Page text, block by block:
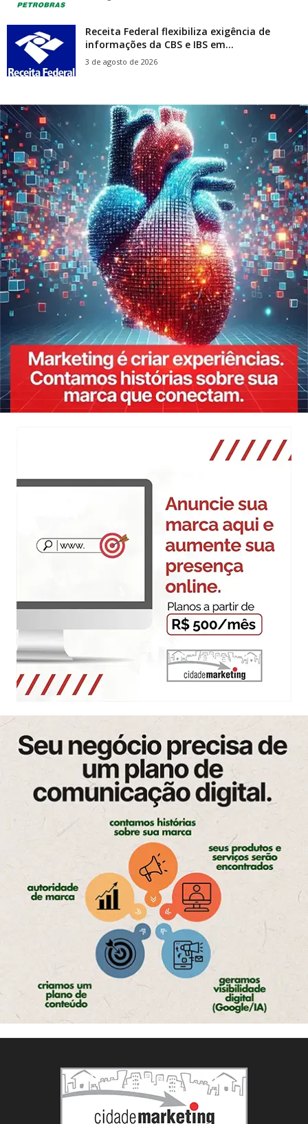
Receita Federal flexibiliza exigência de
informações da CBS e IBS em...
3 de agosto de 2026